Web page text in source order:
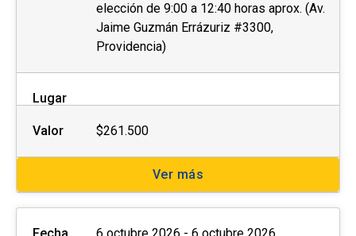
elección de 9:00 a 12:40 horas aprox. (Av.
Jaime Guzmán Errázuriz #3300,
Providencia)
Lugar
Valor $261.500
Ver más